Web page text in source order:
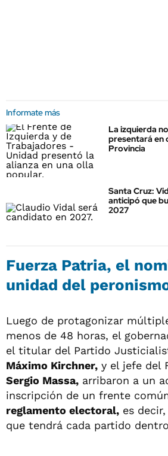
Informate más
La izquierda
presentará en
Provincia
Santa Cruz:
anticipó que
2027
Fuerza Patria, el
unidad del
Luego de protagonizar
menos de 48 horas, el
el titular del Partido
Máximo Kirchner, y el jefe del
Sergio Massa, arribaron a un
inscripción de un frente
reglamento electoral, es
que tendrá cada partido